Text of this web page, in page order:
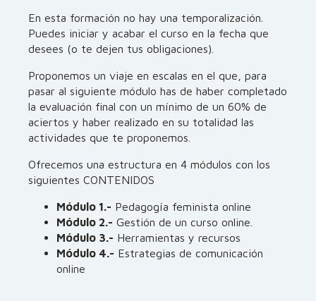
En esta formación no hay una temporalización.
Puedes iniciar y acabar el curso en la fecha que
desees (o te dejen tus obligaciones).
Proponemos un viaje en escalas en el que, para
pasar al siguiente módulo has de haber completado
la evaluación final con un mínimo de un 60% de
aciertos y haber realizado en su totalidad las
actividades que te proponemos.
Ofrecemos una estructura en 4 módulos con los
siguientes CONTENIDOS
Módulo 1.- Pedagogía feminista online
Módulo 2.- Gestión de un curso online.
Módulo 3.- Herramientas y recursos
Módulo 4.- Estrategias de comunicación
online